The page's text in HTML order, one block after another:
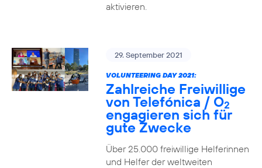
aktivieren.
29. September 2021
VOLUNTEERING DAY 2021:
Zahlreiche Freiwillige
von Telefónica / O2
engagieren sich für
gute Zwecke
Über 25.000 freiwillige Helferinnen
und Helfer der weltweiten